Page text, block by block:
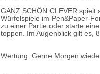
GANZ SCHÖN CLEVER
Würfelspiele im Pen&Paper-
zu einer Partie oder starte
toppen. Im Augenblick gilt es,
Wertung: Gerne Morgen